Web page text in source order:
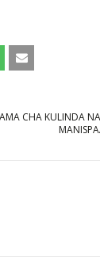
CHA KULINDA